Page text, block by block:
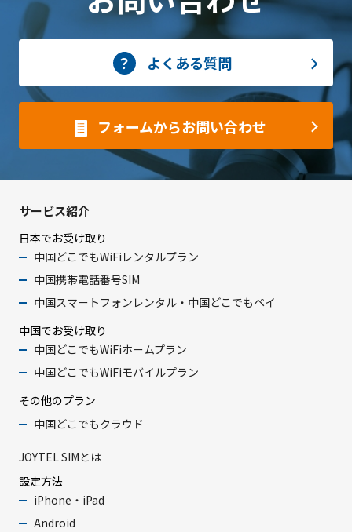
よくある質問
フォームからお問い合わせ
サービス紹介
日本でお受け取り
中国どこでもWiFiレンタルプラン
中国携帯電話番号SIM
中国スマートフォンレンタル・中国どこでもペイ
中国でお受け取り
中国どこでもWiFiホームプラン
中国どこでもWiFiモバイルプラン
その他のプラン
中国どこでもクラウド
JOYTEL SIMとは
設定方法
iPhone・iPad
Android